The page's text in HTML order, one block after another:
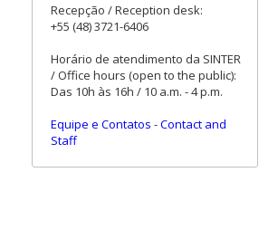
Recepção / Reception desk:
+55 (48) 3721-6406
Horário de atendimento da SINTER
/ Office hours (open to the public):
Das 10h às 16h / 10 a.m. - 4 p.m.
Equipe e Contatos -Contact and
Staff